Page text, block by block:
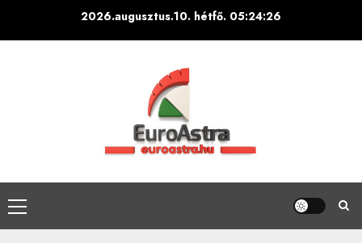
2026.augusztus.10. hétfő. 05:24:27
Primary
Menu